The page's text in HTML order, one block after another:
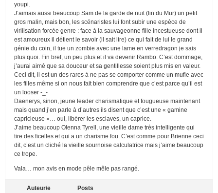
youpi.
J’aimais aussi beaucoup Sam de la garde de nuit (fin du Mur) un petit
gros malin, mais bon, les scénaristes lui font subir une espèce de
virilisation forcée genre : face à la sauvageonne fille incestueuse dont il
est amoureux il détient le savoir (il sait lire) ce qui fait de lui le grand
génie du coin, il tue un zombie avec une lame en verredragon je sais
plus quoi. Fin bref, un peu plus et il va devenir Rambo. C’est dommage,
j’aurai aimé que sa douceur et sa gentillesse soient plus mis en valeur.
Ceci dit, il est un des rares à ne pas se comporter comme un mufle avec
les filles même si on nous fait bien comprendre que c’est parce qu’il est
un looser -_-
Daenerys, sinon, jeune leader charismatique et fougueuse maintenant
mais quand j’en parle à d’autres ils disent que c’est une « gamine
capricieuse »… oui, libérer les esclaves, un caprice.
J’aime beaucoup Olenna Tyrell, une vieille dame très intelligente qui
tire des ficelles et qui a un charisme fou. C’est comme pour Brienne ceci
dit, c’est un cliché la vieille sournoise calculatrice mais j’aime beaucoup
ce trope.
Vala… mon avis en mode pêle mêle pas rangé.
Auteur/e Posts